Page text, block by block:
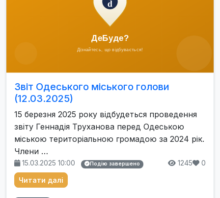
Звіт Одеського міського голови
(12.03.2025)
15 березня 2025 року відбудеться проведення
звіту Геннадія Труханова перед Одеською
міською територіальною громадою за 2024 рік.
Члени …
15.03.2025 10:00 Подію завершено 1245 0
Читати далі